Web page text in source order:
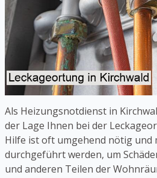
Als Heizungsnotdienst in
der Lage Ihnen bei der
Hilfe ist oft umgehend nötig und
durchgeführt werden, um
und anderen Teilen der